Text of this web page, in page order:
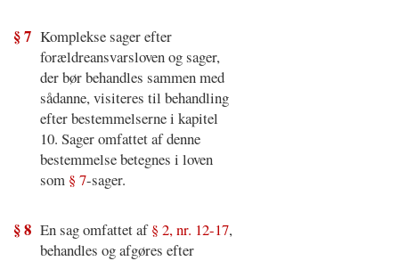
§ 7 Komplekse sager efter
forældreansvarsloven og sager,
der bør behandles sammen med
sådanne, visiteres til behandling
efter bestemmelserne i kapitel
10. Sager omfattet af denne
bestemmelse betegnes i loven
som § 7-sager.
§ 8 En sag omfattet af§ 2, nr. 12-17,
behandles og afgøres efter